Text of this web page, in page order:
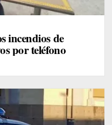
incendios de
por teléfono